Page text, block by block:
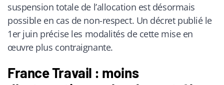
suspension totale de l’allocation est désormais
possible en cas de non-respect. Un décret publié le
1er juin précise les modalités de cette mise en
œuvre plus contraignante.
France Travail : moins